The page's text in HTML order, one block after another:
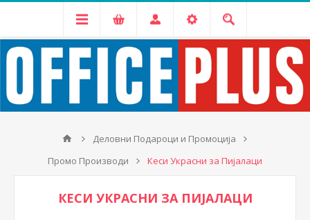
Деловни Подароци и Промоција
Промо Производи
Кеси Украсни за Пијалаци
КЕСИ УКРАСНИ ЗА ПИЈАЛАЦИ